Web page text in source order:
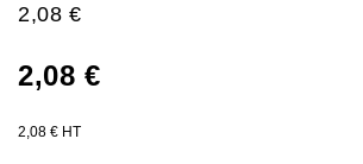
2,08 €
2,08 €
2,08 € HT